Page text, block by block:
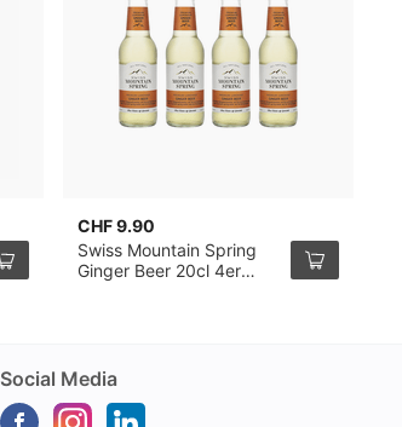
CHF 9.90
Swiss Mountain Spring
Ginger Beer 20cl 4er
Social Media